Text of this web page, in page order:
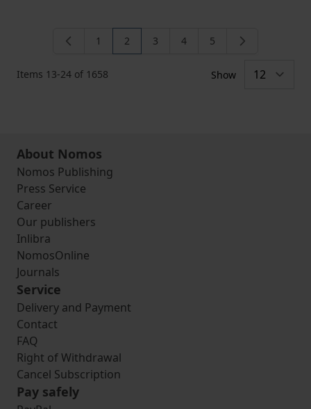
Items 13-24 of 1658
Page
1 You're currently reading page
2 Page
3 Page
4 Page
5
Show
About Nomos
Nomos Publishing
Press Service
Career
Our publishers
Inlibra
NomosOnline
Journals
Service
Delivery and Payment
Contact
FAQ
Right of Withdrawal
Cancel Subscription
Pay safely